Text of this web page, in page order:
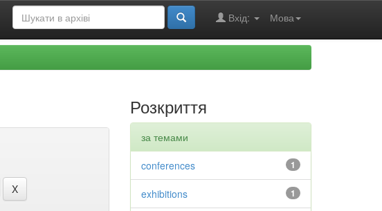
Мова
Вхід:
Розкриття
за темами
1
conferences
1
exhibitions